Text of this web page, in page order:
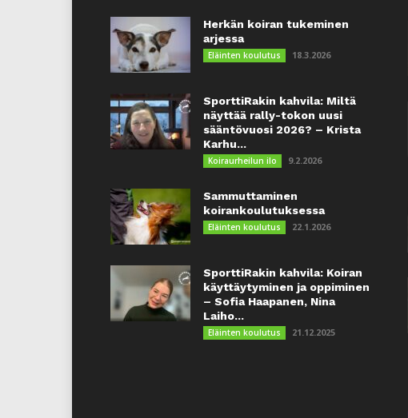
Herkän koiran tukeminen
arjessa
Eläinten koulutus 18.3.2026
SporttiRakin kahvila: Miltä
näyttää rally-tokon uusi
sääntövuosi 2026? – Krista
Karhu...
Koiraurheilun ilo 9.2.2026
Sammuttaminen
koirankoulutuksessa
Eläinten koulutus 22.1.2026
SporttiRakin kahvila: Koiran
käyttäytyminen ja oppiminen
– Sofia Haapanen, Nina
Laiho...
Eläinten koulutus 21.12.2025